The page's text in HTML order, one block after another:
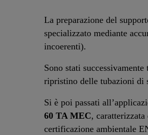
La preparazione del
specializzato mediante
incoerenti).
Sono stati
ripristino delle tubazioni di
Si è poi passati
60 TA MEC,
certificazione ambientale